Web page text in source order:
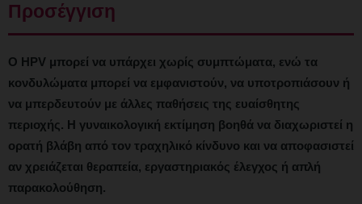
Προσέγγιση
Ο HPV μπορεί να υπάρχει χωρίς συμπτώματα, ενώ τα
κονδυλώματα μπορεί να εμφανιστούν, να υποτροπιάσουν ή
να μπερδευτούν με άλλες παθήσεις της ευαίσθητης
περιοχής. Η γυναικολογική εκτίμηση βοηθά να διαχωριστεί η
ορατή βλάβη από τον τραχηλικό κίνδυνο και να αποφασιστεί
αν χρειάζεται θεραπεία, εργαστηριακός έλεγχος ή απλή
παρακολούθηση.